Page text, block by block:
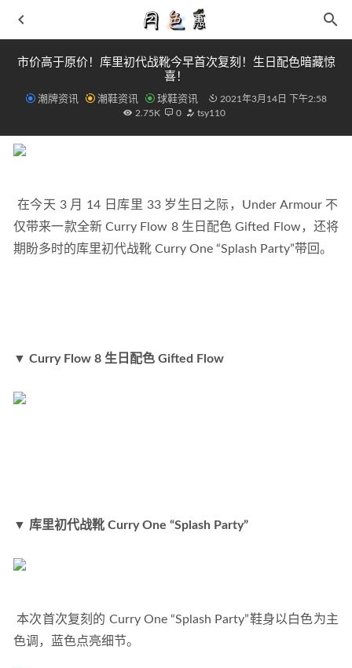
市价高于原价！库里初代战靴今早首次复刻！生日配色暗藏惊
喜！
潮牌资讯 潮鞋资讯 球鞋资讯
2021年3月14日 下午2:58
2.75K
0 tsy110
仅带来一款全新 Curry Flow 8 生日配色 Gifted Flow，还将
期盼多时的库里初代战靴 Curry One “Splash Party”带回。
▼ Curry Flow 8 生日配色 Gifted Flow
▼ 库里初代战靴 Curry One “Splash Party​”
本次首次复刻的 Curry One “Splash Party”鞋身以白色为主
色调，蓝色点亮细节。
每双都想要！AJ35「彩虹套装」太好看！今早刚刚曝光！
2021-03-09
骚气！骑士复古球鞋配色 LeBron 8 HWC 要来了！ 2021-03-